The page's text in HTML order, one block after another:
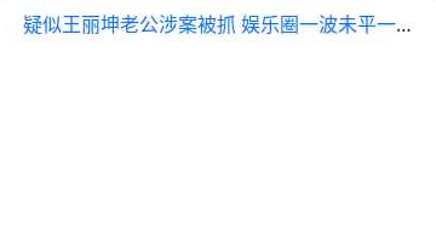
疑似王丽坤老公涉案被抓 娱乐圈一波未平一波又起